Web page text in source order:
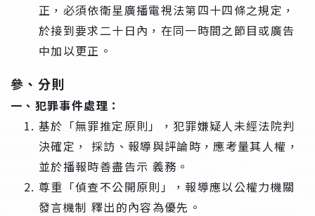
正，必須依衛星廣播電視法第四十四條之規定，
於接到要求二十日內，在同一時間之節目或廣告
中加以更正。
參、分則
一、犯罪事件處理：
基於「無罪推定原則」，犯罪嫌疑人未經法院判
決確定， 採訪、報導與評論時，應考量其人權，
並於播報時善盡告示 義務。
尊重「偵查不公開原則」，報導應以公權力機關
發言機制 釋出的內容為優先。